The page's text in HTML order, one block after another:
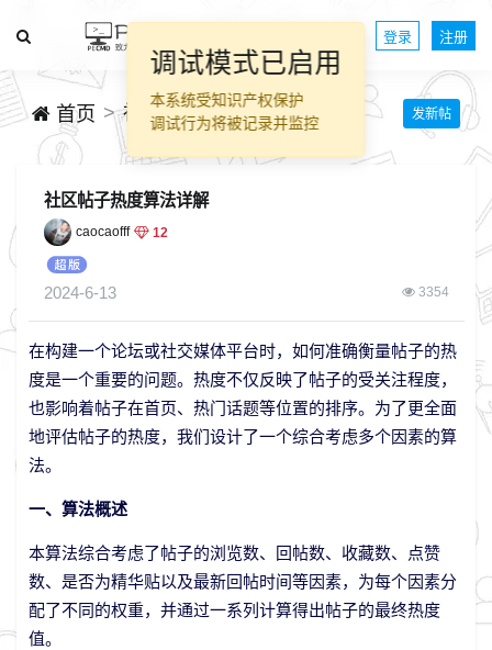
登录 注册
首页 社区版务 发新帖
社区帖子热度算法详解
caocaofff 12
2024-6-13 3354
在构建一个论坛或社交媒体平台时，如何准确衡量帖子的热
度是一个重要的问题。热度不仅反映了帖子的受关注程度，
也影响着帖子在首页、热门话题等位置的排序。为了更全面
地评估帖子的热度，我们设计了一个综合考虑多个因素的算
法。
一、算法概述
本算法综合考虑了帖子的浏览数、回帖数、收藏数、点赞
数、是否为精华贴以及最新回帖时间等因素，为每个因素分
配了不同的权重，并通过一系列计算得出帖子的最终热度
值。
调试模式已启用
本系统受知识产权保护
调试行为将被记录并监控